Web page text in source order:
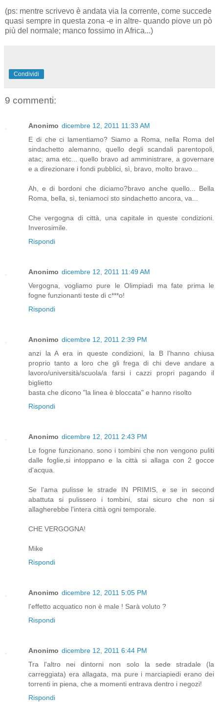
(ps: mentre scrivevo è andata via la corrente, come succede
quasi sempre in questa zona -e in altre- quando piove un pò
più del normale; manco fossimo in Africa...)
Condividi
9 commenti:
Anonimo dicembre 12, 2011 11:33 AM
E di che ci lamentiamo? Siamo a Roma, nella Roma del
sindachetto alemanno, quello degli scandali parentopoli,
atac, ama etc... quello bravo ad amministrare, a governare
e a direzionare i fondi pubblici, sì, bravo, molto bravo...
Ah, e di bordoni che diciamo?bravo anche quello... Bella
Roma, bella, sì, teniamoci sto sindachetto ancora, va...
Che vergogna di città, una capitale in queste condizioni.
Inverosimile.
Rispondi
Anonimo dicembre 12, 2011 11:49 AM
Vergogna, vogliamo pure le Olimpiadi ma fate prima le
fogne funzionanti teste di c***o!
Rispondi
Anonimo dicembre 12, 2011 2:39 PM
anzi la A era in queste condizioni, la B l'hanno chiusa
proprio tanto a loro che gli frega di chi deve andare a
lavoro/università/scuola/a farsi i cazzi propri pagando il
biglietto
basta che dicono "la linea è bloccata" e hanno risolto
Rispondi
Anonimo dicembre 12, 2011 2:43 PM
Le fogne funzionano. sono i tombini che non vengono puliti
dalle foglie,si intoppano e la città si allaga con 2 gocce
d'acqua.
Se l'ama pulisse le strade IN PRIMIS, e se in second
abattuta si pulissero i tombini, stai sicuro che non si
allagherebbe l'intera città ogni temporale.
CHE VERGOGNA!
Mike
Rispondi
Anonimo dicembre 12, 2011 5:05 PM
l'effetto acquatico non è male ! Sarà voluto ?
Rispondi
Anonimo dicembre 12, 2011 6:44 PM
Tra l'altro nei dintorni non solo la sede stradale (la
carreggiata) era allagata, ma pure i marciapiedi erano dei
torrenti in piena, che a momenti entrava dentro i negozi!
Rispondi